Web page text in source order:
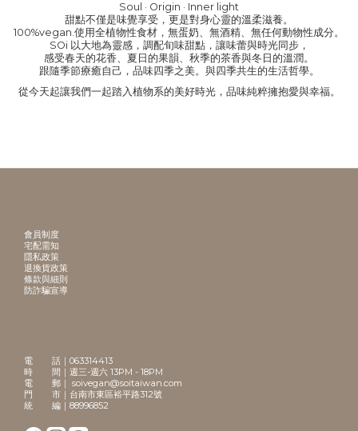
Soul · Origin · Inner light
甜點不僅是味覺享受，更是對身心靈的溫柔滋養。
100%vegan.使用全植物性食材，無蛋奶、無酒精、無任何動物性成分。
SOi 以大地為靈感，調配旬味甜點，讓味蕾與時光同步，
感受春天的花香、夏日的果韻、秋季的茶香與冬日的溫潤。
跟隨季節療癒自己，品味四季之美。與四季共生的生活哲學。
從今天起讓我們一起踏入植物系的美好時光，品味純粹擁抱愛與幸福。
會員制度
宅配需知
隱私政策
退換貨政策
條款與細則
防詐騙宣導
電 話｜063314413
時 間｜週三-週六 13PM - 18PM
電 郵｜ soivegan@soitaiwan.com
門 市｜台南市東區裕平路312號
統 編｜88996852